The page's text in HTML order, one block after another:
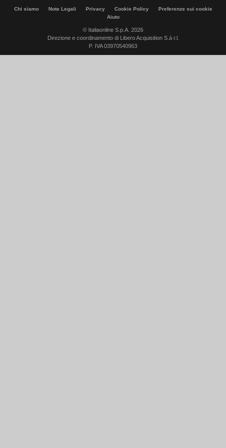
Chi siamo Note Legali Privacy Cookie Policy
Preferenze sui cookie
Aiuto
© Italiaonline S.p.A. 2026
Direzione e coordinamento di Libero Acquisition S.á r.l.
P. IVA 03970540963